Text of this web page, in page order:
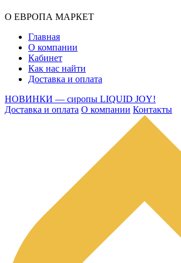
О ЕВРОПА МАРКЕТ
Главная
О компании
Кабинет
Как нас найти
Доставка и оплата
НОВИНКИ — сиропы LIQUID JOY!
Доставка и оплата О компании Контакты